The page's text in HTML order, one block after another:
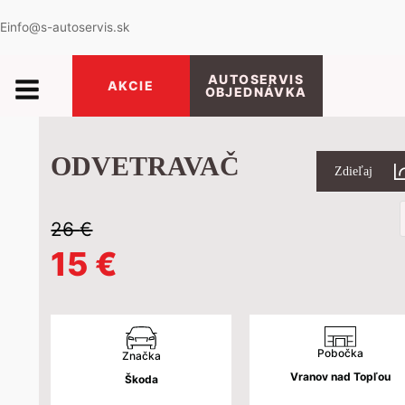
Einfo@s-autoservis.sk
AKCIE
AUTOSERVIS
OBJEDNÁVKA
ODVETRAVAČ Zdieľaj
26€
Pôvodná
cena
bola:
15 €
cena
je:
Značka
Škoda
Pobočka
Vranov nad Topľou